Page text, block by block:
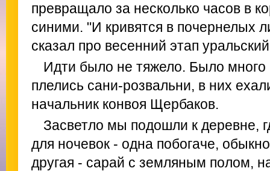
превращало за несколько часов в
синими. "И кривятся в почернелых
сказал про весенний этап
Идти было не тяжело. Было много
плелись сани-розвальни, в них
начальник конвоя Щербаков.
Засветло мы подошли к деревне,
для ночевок - одна побогаче,
другая - сарай с земляным полом,